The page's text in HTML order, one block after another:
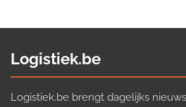
Logistiek.be
Logistiek.be brengt dagelijks